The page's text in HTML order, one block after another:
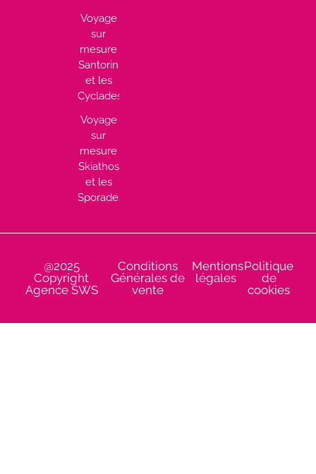
Voyage
sur
mesure
Santorin
et les
Cyclades
Voyage
sur
mesure
Skiathos
et les
Sporades
@2025
Copyright
Agence SWS
Conditions
Générales de
vente
Mentions
légales
Politique
de
cookies